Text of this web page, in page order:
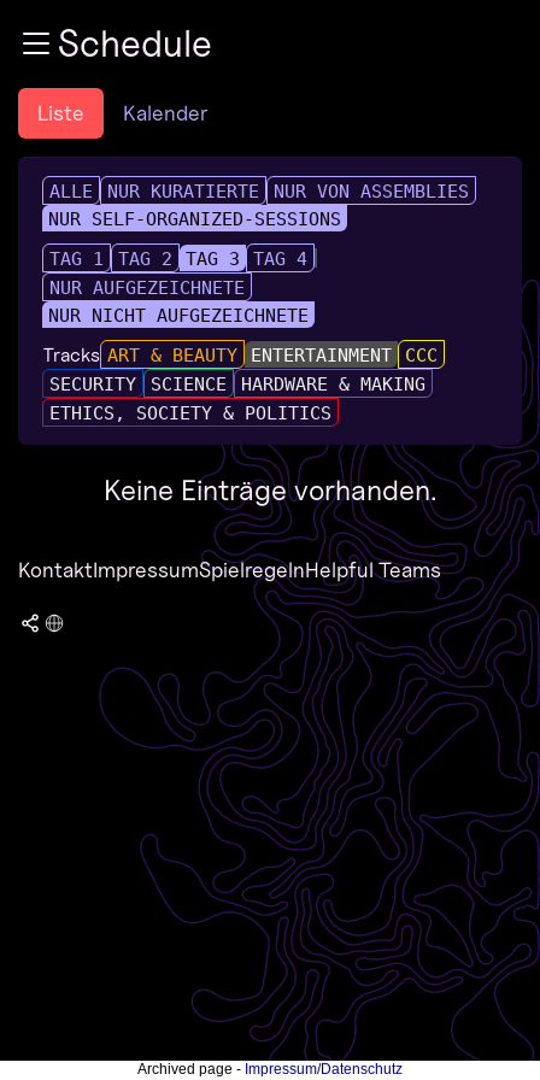
Zum InhaltSchedule
Liste Kalender
ALLE NUR KURATIERTE
NUR VON ASSEMBLIES
NUR SELF-ORGANIZED-SESSIONS
TAG 1
TAG 2 TAG 3
TAG 4
NUR AUFGEZEICHNETE
NUR NICHT AUFGEZEICHNETE
Tracks ART & BEAUTY ENTERTAINMENT
CCC
SECURITY
SCIENCE
HARDWARE & MAKING
ETHICS, SOCIETY & POLITICS
Keine Einträge vorhanden.
KontaktImpressumSpielregelnHelpful Teams
Archived page - Impressum/Datenschutz